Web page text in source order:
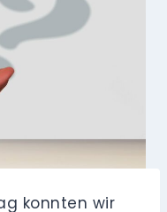
konnten wir